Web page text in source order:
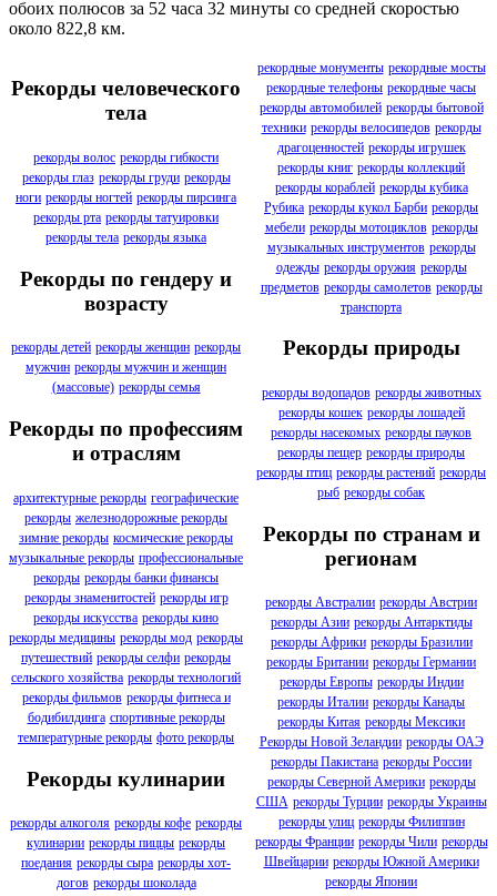
обоих полюсов за 52 часа 32 минуты со средней скоростью
около 822,8 км.
Рекорды человеческого
тела
рекорды волос рекорды гибкости
рекорды глаз рекорды груди рекорды
ноги рекорды ногтей рекорды пирсинга
рекорды рта рекорды татуировки
рекорды тела рекорды языка
Рекорды по гендеру и
возрасту
рекорды детей рекорды женщин рекорды
мужчин рекорды мужчин и женщин
(массовые) рекорды семья
Рекорды по профессиям
и отраслям
архитектурные рекорды географические
рекорды железнодорожные рекорды
зимние рекорды космические рекорды
музыкальные рекорды профессиональные
рекорды рекорды банки финансы
рекорды знаменитостей рекорды игр
рекорды искусства рекорды кино
рекорды медицины рекорды мод рекорды
путешествий рекорды селфи рекорды
сельского хозяйства рекорды технологий
рекорды фильмов рекорды фитнеса и
бодибилдинга спортивные рекорды
температурные рекорды фото рекорды
Рекорды кулинарии
рекорды алкоголя рекорды кофе рекорды
кулинарии рекорды пиццы рекорды
поедания рекорды сыра рекорды хот-
догов рекорды шоколада
рекордные монументы рекордные мосты
рекордные телефоны рекордные часы
рекорды автомобилей рекорды бытовой
техники рекорды велосипедов рекорды
драгоценностей рекорды игрушек
рекорды книг рекорды коллекций
рекорды кораблей рекорды кубика
Рубика рекорды кукол Барби рекорды
мебели рекорды мотоциклов рекорды
музыкальных инструментов рекорды
одежды рекорды оружия рекорды
предметов рекорды самолетов рекорды
транспорта
Рекорды природы
рекорды водопадов рекорды животных
рекорды кошек рекорды лошадей
рекорды насекомых рекорды пауков
рекорды пещер рекорды природы
рекорды птиц рекорды растений рекорды
рыб рекорды собак
Рекорды по странам и
регионам
рекорды Австралии рекорды Австрии
рекорды Азии рекорды Антарктиды
рекорды Африки рекорды Бразилии
рекорды Британии рекорды Германии
рекорды Европы рекорды Индии
рекорды Италии рекорды Канады
рекорды Китая рекорды Мексики
Рекорды Новой Зеландии рекорды ОАЭ
рекорды Пакистана рекорды России
рекорды Северной Америки рекорды
США рекорды Турции рекорды Украины
рекорды улиц рекорды Филиппин
рекорды Франции рекорды Чили рекорды
Швейцарии рекорды Южной Америки
рекорды Японии